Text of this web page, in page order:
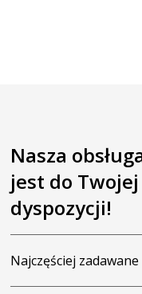
Nasza
jest do Twojej
dyspozycji!
Najczęściej